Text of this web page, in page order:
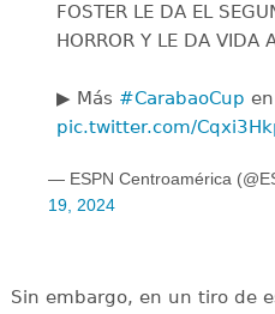
FOSTER LE DA EL
HORROR Y LE DA VIDA
▶️ Más #CarabaoCup en
pic.twitter.com/
— ESPN Centroamérica
19, 2024
Sin embargo, en un tiro de